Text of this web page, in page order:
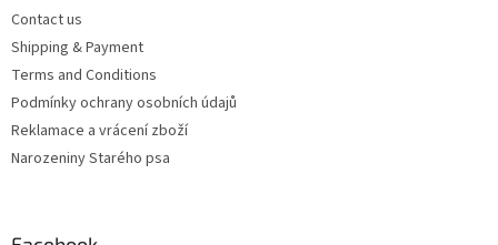
Contact us
Shipping & Payment
Terms and Conditions
Podmínky ochrany osobních údajů
Reklamace a vrácení zboží
Narozeniny Starého psa